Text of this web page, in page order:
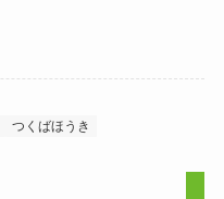
つくばほうき